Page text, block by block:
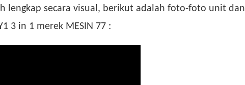
lengkap secara visual, berikut adalah foto-foto unit dan
3 in 1 merek MESIN 77 :